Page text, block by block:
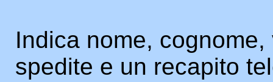
Indica nome,
spedite e un recapito